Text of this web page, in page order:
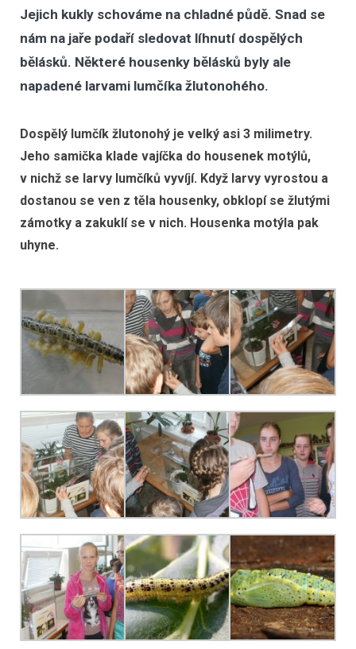
Jejich kukly schováme na chladné půdě. Snad se
nám na jaře podaří sledovat líhnutí dospělých
bělásků. Některé housenky bělásků byly ale
napadené larvami lumčíka žlutonohého.
Dospělý lumčík žlutonohý je velký asi 3 milimetry.
Jeho samička klade vajíčka do housenek motýlů,
v nichž se larvy lumčíků vyvíjí. Když larvy vyrostou a
dostanou se ven z těla housenky, obklopí se žlutými
zámotky a zakuklí se v nich. Housenka motýla pak
uhyne.